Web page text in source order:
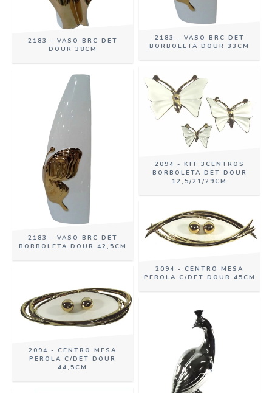
2183 - VASO BRC DET
DOUR 38CM
2183 - VASO BRC DET
BORBOLETA DOUR 33CM
2183 - VASO BRC DET
BORBOLETA DOUR 42,5CM
2094 - KIT 3CENTROS
BORBOLETA DET DOUR
12,5/21/29CM
2094 - CENTRO MESA
PEROLA C/DET DOUR
44,5CM
2094 - CENTRO MESA
PEROLA C/DET DOUR 45CM